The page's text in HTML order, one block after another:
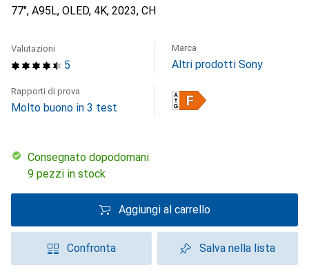
77", A95L, OLED, 4K, 2023, CH
5
Valutazioni Marca
Altri prodotti Sony
Rapporti di prova
Molto buono in 3 test
Consegnato dopodomani
9 pezzi in stock
Aggiungi al carrello
Confronta Salva nella lista